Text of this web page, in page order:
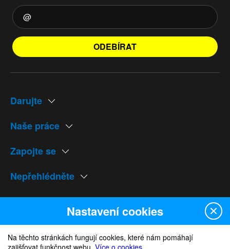
ODEBÍRAT
Darujte
Naše práce
Zapojte se
Nepřehlédněte
Naše weby
Nastavení cookies
Na těchto stránkách fungují cookies, které nám pomáhají
zajišťovat funkčnost webu. Více o cookies